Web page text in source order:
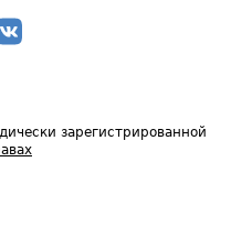
зарегистрированной